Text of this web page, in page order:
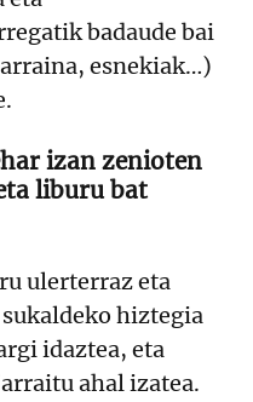
badaude bai
esnekiak…)
izan zenioten
liburu bat
ulerterraz eta
hiztegia
idaztea, eta
ahal izatea.